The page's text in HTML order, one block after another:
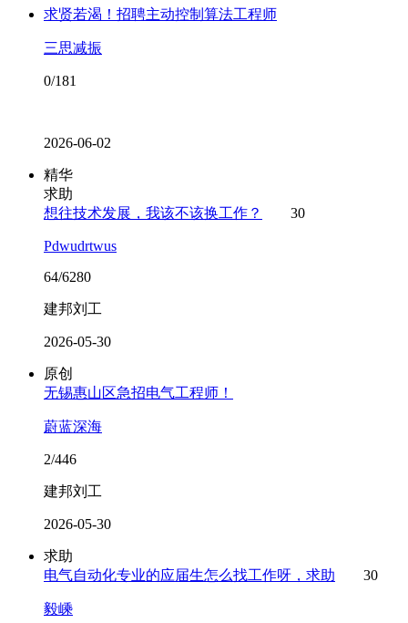
求贤若渴！招聘主动控制算法工程师
三思减振
0/181
2026-06-02
精华
求助
想往技术发展，我该不该换工作？
30
Pdwudrtwus
64/6280
建邦刘工
2026-05-30
原创
无锡惠山区急招电气工程师！
蔚蓝深海
2/446
建邦刘工
2026-05-30
求助
电气自动化专业的应届生怎么找工作呀，求助
30
毅嵊